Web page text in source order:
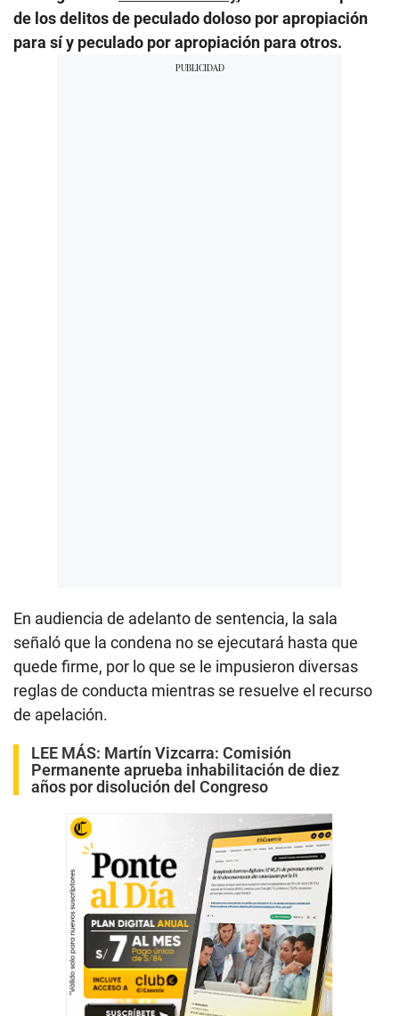
de los delitos de peculado doloso por apropiación
para sí y peculado por apropiación para otros.
En audiencia de adelanto de sentencia, la sala
señaló que la condena no se ejecutará hasta que
quede firme, por lo que se le impusieron diversas
reglas de conducta mientras se resuelve el recurso
de apelación.
LEE MÁS: Martín Vizcarra: Comisión
Permanente aprueba inhabilitación de diez
años por disolución del Congreso